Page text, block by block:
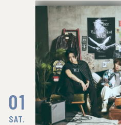
01
SAT.